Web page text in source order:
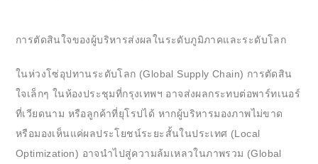
การตัดสินใจของผู้บริหารส่งผลในระดับภูมิภาคและระดับโลก
ในห่วงโซ่อุปทานระดับโลก (Global Supply Chain) การตัดสิน
ใจเล็กๆ ในห้องประชุมที่กรุงเทพฯ อาจส่งผลกระทบต่อพาร์ทเนอร์
ที่เวียดนาม หรือลูกค้าที่ยุโรปได้ หากผู้บริหารมองภาพไม่ขาด
หรือมองเห็นแค่ผลประโยชน์ระยะสั้นในประเทศ (Local
Optimization) อาจนำไปสู่ความล้มเหลวในภาพรวม (Global